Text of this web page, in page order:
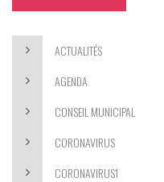
ACTUALITÉS
AGENDA
CONSEIL MUNICIPAL
CORONAVIRUS
CORONAVIRUS1